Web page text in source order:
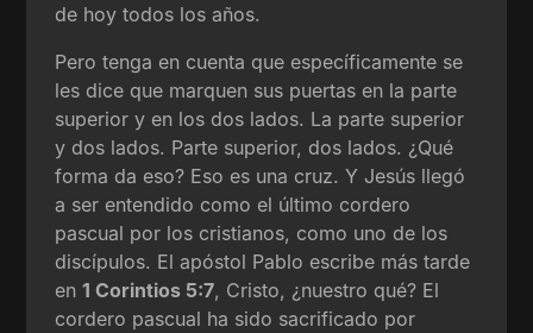
de hoy todos los años.
Pero tenga en cuenta que específicamente se
les dice que marquen sus puertas en la parte
superior y en los dos lados. La parte superior
y dos lados. Parte superior, dos lados. ¿Qué
forma da eso? Eso es una cruz. Y Jesús llegó
a ser entendido como el último cordero
pascual por los cristianos, como uno de los
discípulos. El apóstol Pablo escribe más tarde
en1 Corintios 5:7, Cristo, ¿nuestro qué? El
cordero pascual ha sido sacrificado por